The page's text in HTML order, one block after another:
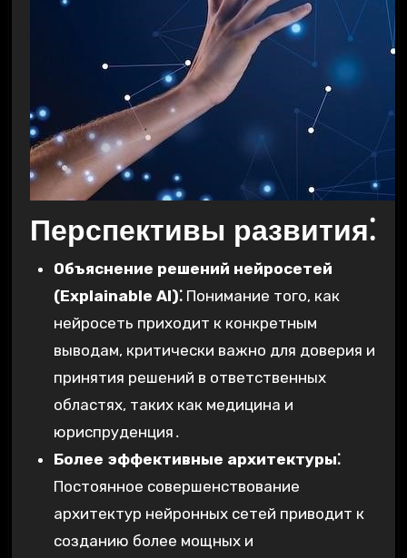
Перспективы развития⁚
Объяснение решений нейросетей
(Explainable AI)⁚Понимание того, как
нейросеть приходит к конкретным
выводам, критически важно для доверия и
принятия решений в ответственных
областях, таких как медицина и
юриспруденция․
Более эффективные архитектуры⁚
Постоянное совершенствование
архитектур нейронных сетей приводит к
созданию более мощных и